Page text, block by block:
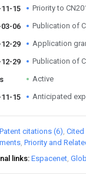
15 Priority to
06 Publication of
29 Application
29 Publication of
Active
15 Anticipated
Patent citations (6) Cited
Priority and
links Espacenet